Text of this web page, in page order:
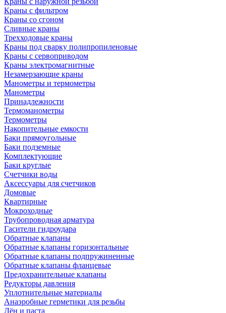
Краны с фильтром
Краны со сгоном
Сливные краны
Трехходовые краны
Краны под сварку полипропиленовые
Краны с сервоприводом
Краны электромагнитные
Незамерзающие краны
Манометры и термометры
Манометры
Принадлежности
Термоманометры
Термометры
Накопительные емкости
Баки прямоугольные
Баки подземные
Комплектующие
Баки круглые
Счетчики воды
Аксессуары для счетчиков
Домовые
Квартирные
Мокроходные
Трубопроводная арматура
Гасители гидроудара
Обратные клапаны
Обратные клапаны горизонтальные
Обратные клапаны подпружиненные
Обратные клапаны фланцевые
Предохранительные клапаны
Редукторы давления
Уплотнительные материалы
Анаэробные герметики для резьбы
Лён и паста